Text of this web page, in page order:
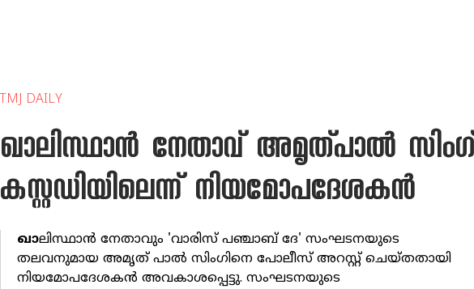
TMJ DAILY
ഖാലിസ്ഥാന്‍ നേതാവ് അമൃത്പാല്‍
കസ്റ്റഡിയിലെന്ന് നിയമോപദേശകന്‍
ഖാലിസ്ഥാന്‍ നേതാവും 'വാരിസ് പഞ്ചാബ് ദേ' സംഘടനയുടെ
തലവനുമായ അമൃത് പാല്‍ സിംഗിനെ പോലീസ് അറസ്റ്റ് ചെയ്തതായി
നിയമോപദേശകന്‍ അവകാശപ്പെട്ടു. സംഘടനയുടെ